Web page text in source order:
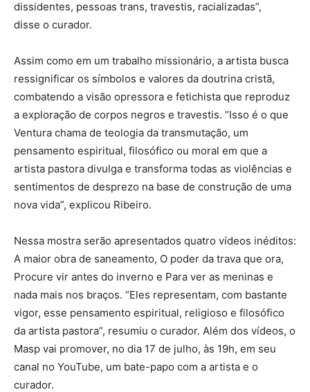
dissidentes, pessoas trans, travestis, racializadas”,
disse o curador.
Assim como em um trabalho missionário, a artista busca
ressignificar os símbolos e valores da doutrina cristã,
combatendo a visão opressora e fetichista que reproduz
a exploração de corpos negros e travestis. “Isso é o que
Ventura chama de teologia da transmutação, um
pensamento espiritual, filosófico ou moral em que a
artista pastora divulga e transforma todas as violências e
sentimentos de desprezo na base de construção de uma
nova vida”, explicou Ribeiro.
Nessa mostra serão apresentados quatro vídeos inéditos:
A maior obra de saneamento, O poder da trava que ora,
Procure vir antes do inverno e Para ver as meninas e
nada mais nos braços. “Eles representam, com bastante
vigor, esse pensamento espiritual, religioso e filosófico
da artista pastora”, resumiu o curador. Além dos vídeos, o
Masp vai promover, no dia 17 de julho, às 19h, em seu
canal no YouTube, um bate-papo com a artista e o
curador.